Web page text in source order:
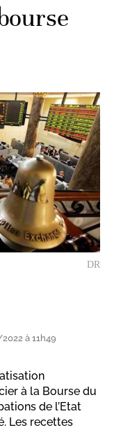
DR
à 11h49
à la Bourse du
de l’Etat
Les recettes